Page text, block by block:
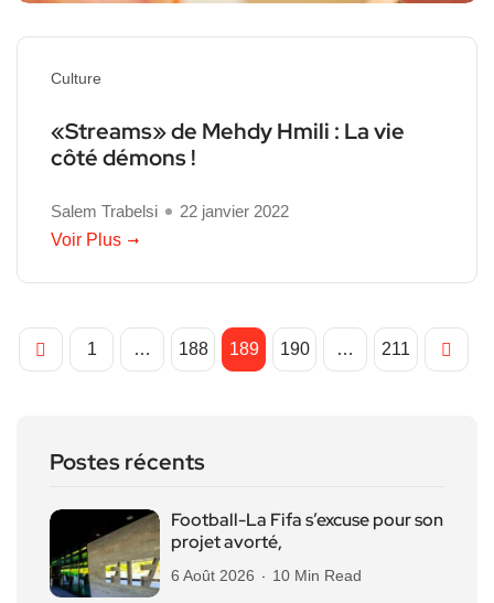
Culture
«Streams» de Mehdy Hmili : La vie
côté démons !
Salem Trabelsi
22 janvier 2022
Voir Plus
1 … 188 189 190 … 211
Postes récents
Football-La Fifa s’excuse pour son
projet avorté,
6 Août 2026 10 Min Read